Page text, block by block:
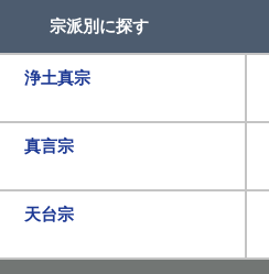
宗派別に探す
浄土真宗
真言宗
天台宗